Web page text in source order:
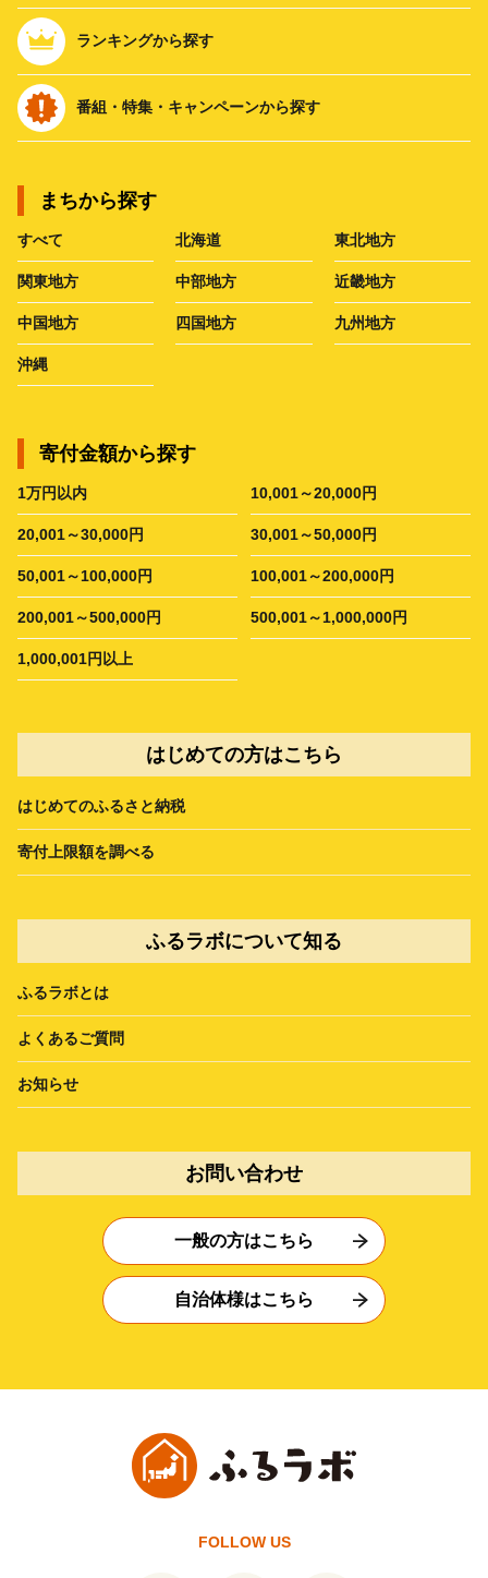
ランキングから探す
番組・特集・キャンペーンから探す
まちから探す
すべて 北海道 東北地方
関東地方 中部地方 近畿地方
中国地方 四国地方 九州地方
沖縄
寄付金額から探す
1万円以内 10,001～20,000円
20,001～30,000円 30,001～50,000円
50,001～100,000円 100,001～200,000円
200,001～500,000円 500,001～1,000,000円
1,000,001円以上
はじめての方はこちら
はじめてのふるさと納税
寄付上限額を調べる
ふるラボについて知る
ふるラボとは
よくあるご質問
お知らせ
お問い合わせ
一般の方はこちら
自治体様はこちら
FOLLOW US